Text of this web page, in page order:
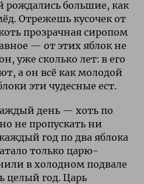
рождались большие, как
Отрежешь кусочек от
прозрачная сиропом
— от этих яблок не
уже сколько лет: в его
а он всё как молодой
эти чудесные ест.
день — хоть по
не пропускать ни
год по два яблока
только царю-
в холодном подвале
целый год. Царь